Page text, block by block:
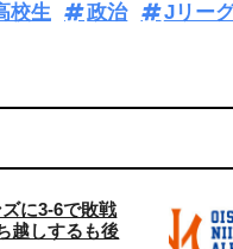
校生 政治 Jリー
に3‐6で敗戦
越しするも後